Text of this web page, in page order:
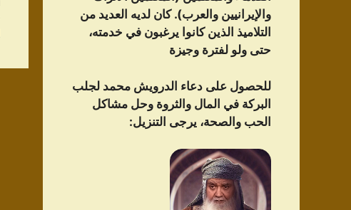
والإيرانيين والعرب). كان لديه العديد من
التلاميذ الذين كانوا يرغبون في خدمته،
حتى ولو لفترة وجيزة
للحصول على دعاء الدرویش محمد لجلب
البركة في المال والثروة وحل مشاكل
الحب والصحة، يرجى التنزيل: